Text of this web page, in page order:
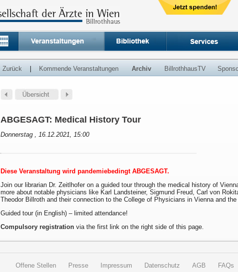
Zurück Kommende Veranstaltungen Archiv BillrothhausTV
ABGESAGT: Medical History Tour
Donnerstag , 16.12.2021, 15:00
Diese Veranstaltung wird pandemiebedingt ABGESAGT.
Join our librarian Dr. Zeitlhofer on a guided tour through the medical history of
more about notable physicians like Karl Landsteiner, Sigmund Freud, Carl von
Theodor Billroth and their connection to the College of Physicians in Vienna and
Guided tour (in English) – limited attendance!
Compulsory registration via the first link on the right side of this page.
Offene Stellen Presse Impressum Datenschutz AGB FAQs